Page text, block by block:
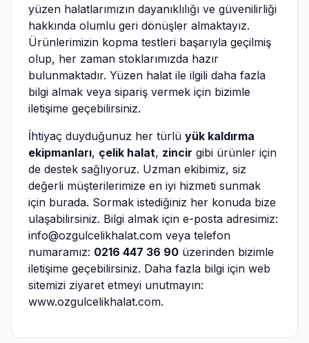
yüzen halatlarımızın dayanıklılığı ve güvenilirliği
hakkında olumlu geri dönüşler almaktayız.
Ürünlerimizin kopma testleri başarıyla geçilmiş
olup, her zaman stoklarımızda hazır
bulunmaktadır. Yüzen halat ile ilgili daha fazla
bilgi almak veya sipariş vermek için bizimle
iletişime geçebilirsiniz.
İhtiyaç duyduğunuz her türlü yük kaldırma
ekipmanları, çelik halat, zincir gibi ürünler için
de destek sağlıyoruz. Uzman ekibimiz, siz
değerli müşterilerimize en iyi hizmeti sunmak
için burada. Sormak istediğiniz her konuda bize
ulaşabilirsiniz. Bilgi almak için e-posta adresimiz:
info@ozgulcelikhalat.com veya telefon
numaramız: 0216 447 36 90 üzerinden bizimle
iletişime geçebilirsiniz. Daha fazla bilgi için web
sitemizi ziyaret etmeyi unutmayın:
www.ozgulcelikhalat.com.